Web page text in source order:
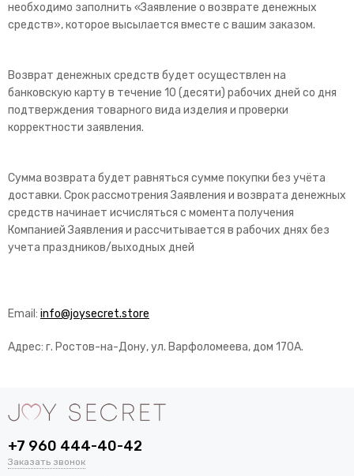
необходимо заполнить «Заявление о возврате денежных
средств», которое высылается вместе с вашим заказом.
Возврат денежных средств будет осуществлен на
банковскую карту в течение 10 (десяти) рабочих дней со дня
подтверждения товарного вида изделия и проверки
корректности заявления.
Сумма возврата будет равняться сумме покупки без учёта
доставки. Срок рассмотрения Заявления и возврата денежных
средств начинает исчисляться с момента получения
Компанией Заявления и рассчитывается в рабочих днях без
учета праздников/выходных дней
Email: info@joysecret.store
Адрес: г. Ростов-на-Дону, ул. Варфоломеева, дом 170А.
+7 960 444-40-42
Заказать звонок